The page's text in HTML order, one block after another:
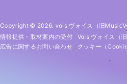
Copyright © 2026. vois ヴォイス（旧
情報提供・取材案内の受付
Vois ヴォイス（
広告に関するお問い合わせ
クッキー（
-